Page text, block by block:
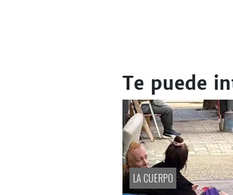
Te puede
LA CUERPO